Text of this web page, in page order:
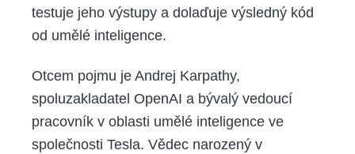
testuje jeho výstupy a dolaďuje výsledný kód
od umělé inteligence.
Otcem pojmu je Andrej Karpathy,
spoluzakladatel OpenAI a bývalý vedoucí
pracovník v oblasti umělé inteligence ve
společnosti Tesla. Vědec narozený v